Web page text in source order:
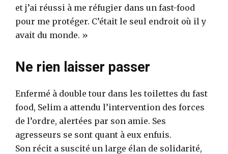
et j’ai réussi à me réfugier dans un fast-food
pour me protéger. C’était le seul endroit où il y
avait du monde. »
Ne rien laisser passer
Enfermé à double tour dans les toilettes du fast
food, Selim a attendu l’intervention des forces
de l’ordre, alertées par son amie. Ses
agresseurs se sont quant à eux enfuis.
Son récit a suscité un large élan de solidarité,